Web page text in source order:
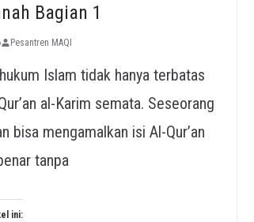
Bagian 1
Pesantren MAQI
Islam tidak hanya terbatas
al-Karim semata. Seseorang
bisa mengamalkan isi Al-Qur’an
tanpa
ini: